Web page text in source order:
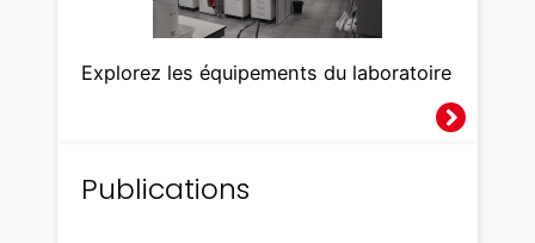
Explorez les équipements du laboratoire
Publications